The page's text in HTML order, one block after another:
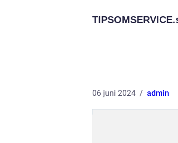
TIPSOMSERVICE.
06 juni 2024 admin